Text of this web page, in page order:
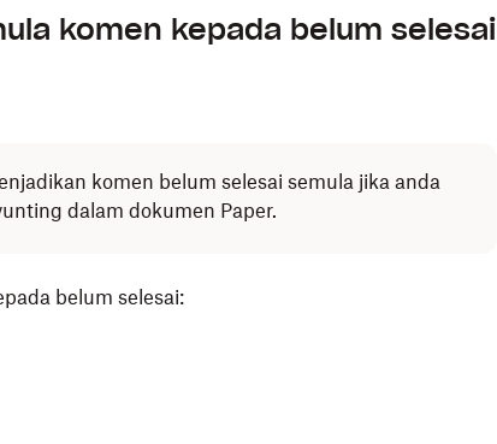
komen kepada belum selesai
komen belum selesai semula jika anda
dalam dokumen Paper.
belum selesai: